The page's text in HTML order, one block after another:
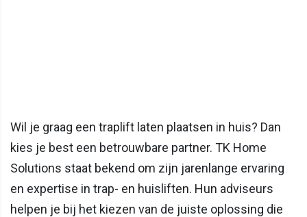
Wil je graag een traplift laten plaatsen in huis? Dan
kies je best een betrouwbare partner. TK Home
Solutions staat bekend om zijn jarenlange ervaring
en expertise in trap- en huisliften. Hun adviseurs
helpen je bij het kiezen van de juiste oplossing die